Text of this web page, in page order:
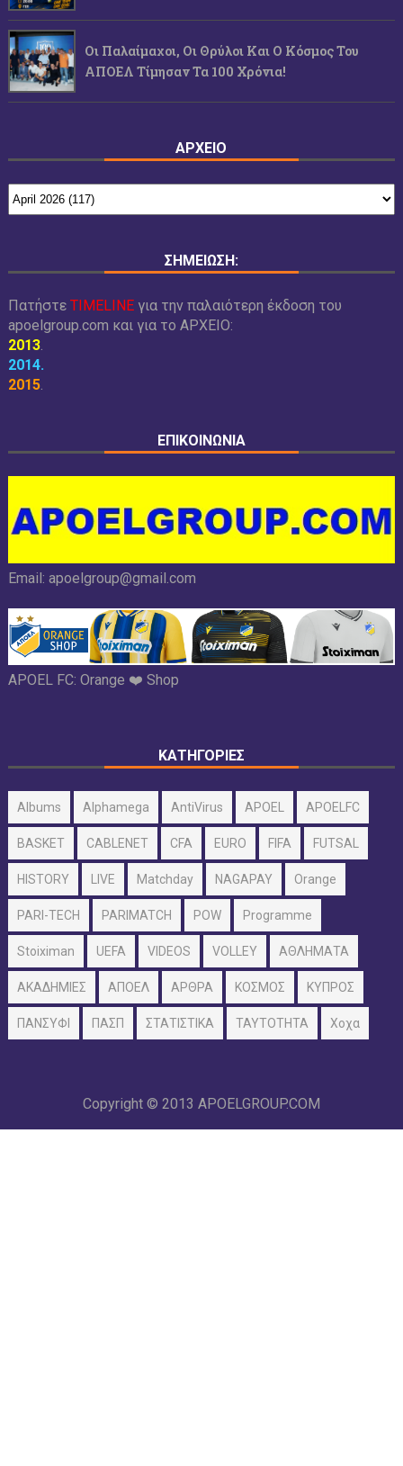
Οι Παλαίμαχοι, Οι Θρύλοι Και Ο Κόσμος Του
ΑΠΟΕΛ Τίμησαν Τα 100 Χρόνια!
ΑΡΧΕΙΟ
ΣΗΜΕΙΩΣΗ:
Πατήστε TIMELINEγια την παλαιότερη έκδοση του
apoelgroup.com και για το ΑΡΧΕΙΟ:
2013.
2014.
2015.
ΕΠΙΚΟΙΝΩΝΙΑ
Email: apoelgroup@gmail.com
APOEL FC: Orange ❤️ Shop
ΚΑΤΗΓΟΡΙΕΣ
Albums Alphamega AntiVirus APOEL APOELFC
BASKET CABLENET CFA EURO FIFA FUTSAL
HISTORY LIVE Matchday NAGAPAY Orange
PARI-TECH PARIMATCH POW Programme
Stoiximan UEFA VIDEOS VOLLEY ΑΘΛΗΜΑΤΑ
ΑΚΑΔΗΜΙΕΣ ΑΠΟΕΛ ΑΡΘΡΑ ΚΟΣΜΟΣ ΚΥΠΡΟΣ
ΠΑΝΣΥΦΙ ΠΑΣΠ ΣΤΑΤΙΣΤΙΚΑ ΤΑΥΤΟΤΗΤΑ Χοχα
Copyright © 2013 APOELGROUP.COM